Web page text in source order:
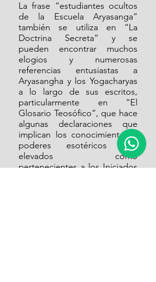
La frase “estudiantes ocultos
de la Escuela Aryasanga”
también se utiliza en “La
Doctrina Secreta” y se
pueden encontrar muchos
elogios y numerosas
referencias entusiastas a
Aryasangha y los Yogacharyas
a lo largo de sus escritos,
particularmente en “El
Glosario Teosófico”, que hace
algunas declaraciones que
implican los conocimientos y
poderes esotéricos más
elevados como
pertenecientes a los Iniciados